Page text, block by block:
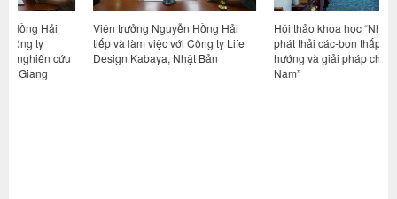
Viện trưởng Nguyễn Hồng Hải
tiếp và làm việc với Công ty Life
Design Kabaya, Nhật Bản
Hội thảo khoa học “Nhà ở xã hội
phát thải các-bon thấp – Định
hướng và giải pháp cho Việt